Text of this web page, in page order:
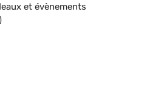
et évènements